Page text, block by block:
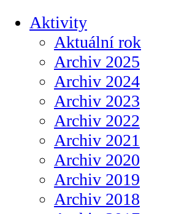
Aktivity
Aktuální rok
Archiv 2025
Archiv 2024
Archiv 2023
Archiv 2022
Archiv 2021
Archiv 2020
Archiv 2019
Archiv 2018